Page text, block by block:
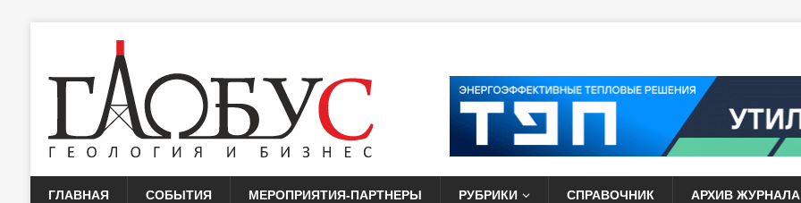
ГЛАВНАЯ СОБЫТИЯ МЕРОПРИЯТИЯ-ПАРТНЕРЫ РУБРИКИ СПРАВОЧНИК АРХИВ ЖУРНАЛА